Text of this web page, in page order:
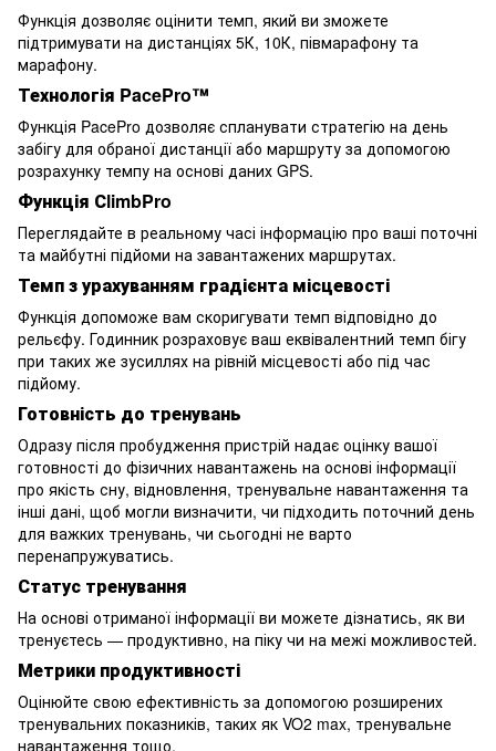
Функція дозволяє оцінити темп, який ви зможете
підтримувати на дистанціях 5К, 10К, півмарафону та
марафону.
Технологія PacePro™
Функція PacePro дозволяє спланувати стратегію на день
забігу для обраної дистанції або маршруту за допомогою
розрахунку темпу на основі даних GPS.
Функція СlimbPro
Переглядайте в реальному часі інформацію про ваші поточні
та майбутні підйоми на завантажених маршрутах.
Темп з урахуванням градієнта місцевості
Функція допоможе вам скоригувати темп відповідно до
рельєфу. Годинник розраховує ваш еквівалентний темп бігу
при таких же зусиллях на рівній місцевості або під час
підйому.
Готовність до тренувань
Одразу після пробудження пристрій надає оцінку вашої
готовності до фізичних навантажень на основі інформації
про якість сну, відновлення, тренувальне навантаження та
інші дані, щоб могли визначити, чи підходить поточний день
для важких тренувань, чи сьогодні не варто
перенапружуватись.
Статус тренування
На основі отриманої інформації ви можете дізнатись, як ви
тренуєтесь — продуктивно, на піку чи на межі можливостей.
Метрики продуктивності
Оцінюйте свою ефективність за допомогою розширених
тренувальних показників, таких як VO2 max, тренувальне
навантаження тощо.